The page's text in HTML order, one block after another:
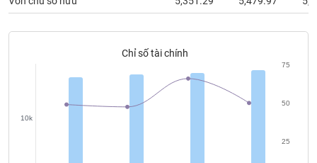
Chỉ số tài chính
10k
25
50
75